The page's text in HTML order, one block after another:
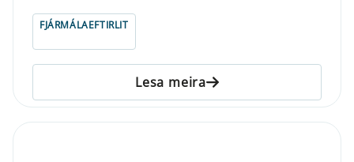
FJÁRMÁLAEFTIRLIT
Lesa meira